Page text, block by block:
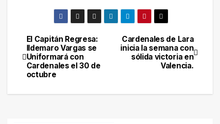
Navegación
de
Cardenales de Lara
inicia la semana con
sólida victoria en
Valencia.
El Capitán Regresa:
Ildemaro Vargas se
Uniformará con
Cardenales el 30 de
octubre